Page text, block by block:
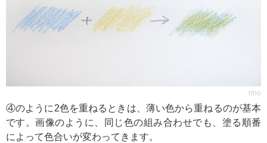
rino
④のように2色を重ねるときは、薄い色から重ねるのが基本
です。画像のように、同じ色の組み合わせでも、塗る順番
によって色合いが変わってきます。